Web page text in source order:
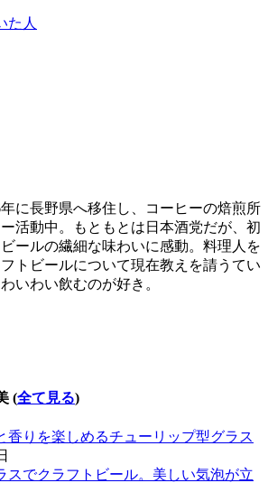
た人
年に長野県へ移住し、コーヒーの焙煎所
活動中。もともとは日本酒党だが、初
ールの繊細な味わいに感動。料理人を
トビールについて現在教えを請うてい
いわい飲むのが好き。
(全て見る)
香りを楽しめるチューリップ型グラス
スでクラフトビール。美しい気泡が立